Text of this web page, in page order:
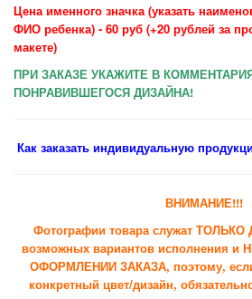
Цена именного значка (указать
ФИО ребенка) - 60 руб (+20 рублей за
макете)
ПРИ ЗАКАЗЕ УКАЖИТЕ В
ПОНРАВИВШЕГОСЯ ДИЗАЙНА!
Как заказать индивидуальную
ВНИМАНИЕ!!!
Фотографии товара служат
возможных вариантов исполнения
ОФОРМЛЕНИИ ЗАКАЗА, поэтому,
конкретный цвет/дизайн,